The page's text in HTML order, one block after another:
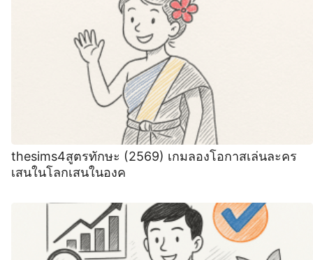
thesims4สูตรทักษะ (2569) เกมลองโอกาสเล่นละคร
เสนในโลกเสนในองค